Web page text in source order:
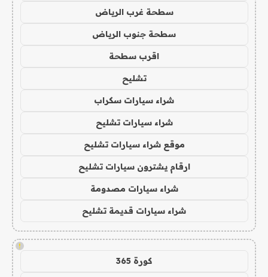
سطحة غرب الرياض
سطحة جنوب الرياض
اقرب سطحة
تشليح
شراء سيارات سكراب
شراء سيارات تشليح
موقع شراء سيارات تشليح
ارقام يشترون سيارات تشليح
شراء سيارات مصدومة
شراء سيارات قديمة تشليح
!
كورة 365